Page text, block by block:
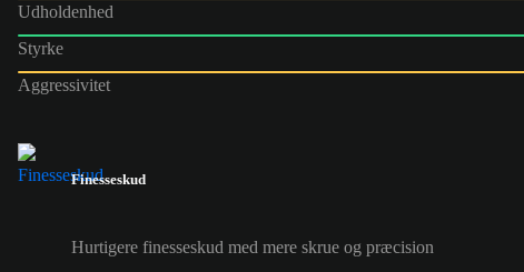
Udholdenhed
Styrke
Aggressivitet
Finesseskud
Hurtigere finesseskud med mere skrue og præcision